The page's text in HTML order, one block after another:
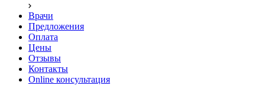
Врачи
Предложения
Оплата
Цены
Отзывы
Контакты
Online консультация